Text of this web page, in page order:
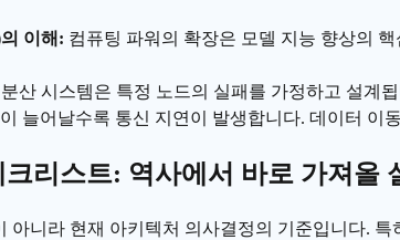
이해: 컴퓨팅 파워의 확장은 모델 지능 향상의
분산 시스템은 특정 노드의 실패를 가정하고 설계
늘어날수록 통신 지연이 발생합니다. 데이터
리스트: 역사에서 바로 가져올
아니라 현재 아키텍처 의사결정의 기준입니다.